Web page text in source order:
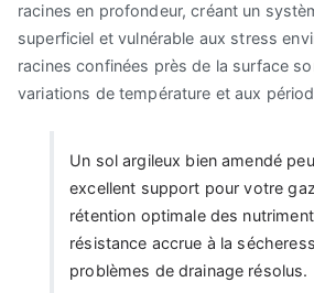
racines en profondeur, créant un
superficiel et vulnérable aux stress
racines confinées près de la surface
variations de température et aux
Un sol argileux bien amendé
excellent support pour votre
rétention optimale des
résistance accrue à la
problèmes de drainage résolus.